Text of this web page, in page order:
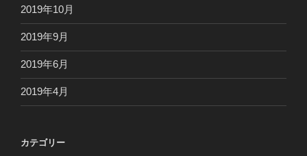
2019年10月
2019年9月
2019年6月
2019年4月
カテゴリー